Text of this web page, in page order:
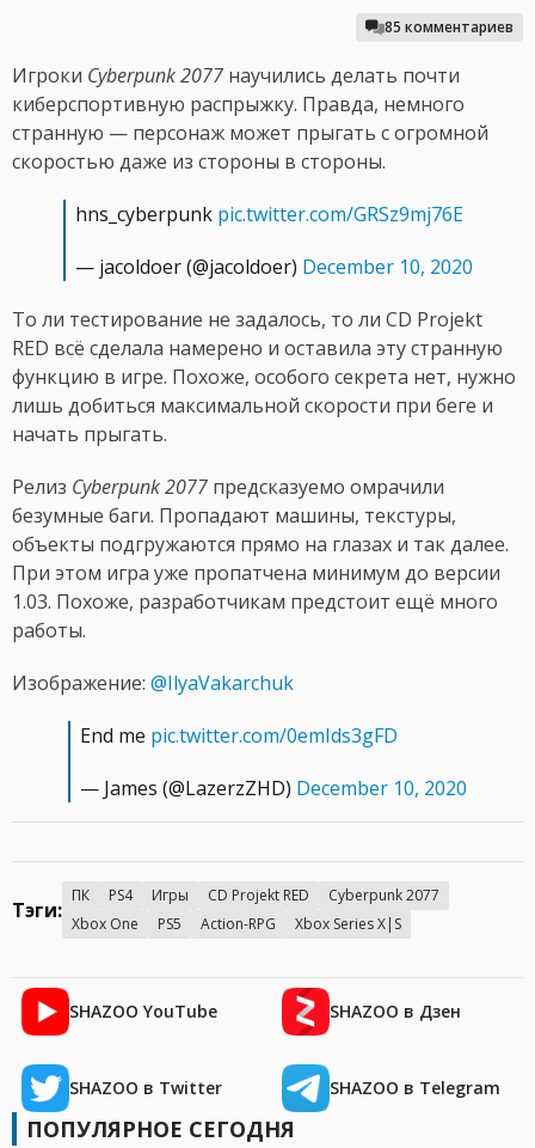
85 комментариев
Игроки Cyberpunk 2077 научились делать почти
киберспортивную распрыжку. Правда, немного
странную — персонаж может прыгать с огромной
скоростью даже из стороны в стороны.
hns_cyberpunk pic.twitter.com/GRSz9mj76E
— jacoldoer (@jacoldoer) December 10, 2020
То ли тестирование не задалось, то ли CD Projekt
RED всё сделала намерено и оставила эту странную
функцию в игре. Похоже, особого секрета нет, нужно
лишь добиться максимальной скорости при беге и
начать прыгать.
Релиз Cyberpunk 2077 предсказуемо омрачили
безумные баги. Пропадают машины, текстуры,
объекты подгружаются прямо на глазах и так далее.
При этом игра уже пропатчена минимум до версии
1.03. Похоже, разработчикам предстоит ещё много
работы.
Изображение: @IlyaVakarchuk
End me pic.twitter.com/0emIds3gFD
— James (@LazerzZHD) December 10, 2020
Тэги:
ПК PS4 Игры CD Projekt RED
Cyberpunk 2077
Xbox One
PS5 Action-RPG Xbox Series X|S
SHAZOO YouTube SHAZOO в Дзен
SHAZOO в Twitter SHAZOO в Telegram
ПОПУЛЯРНОЕ СЕГОДНЯ